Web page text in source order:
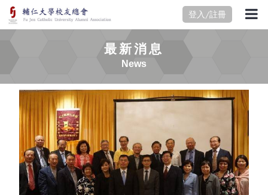
登入/註冊
最新消息
News